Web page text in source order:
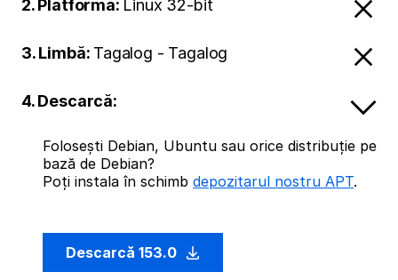
2. Platformă: Linux 32-bit
3. Limbă: Tagalog - Tagalog
4. Descarcă:
Folosești Debian, Ubuntu sau orice distribuție pe
bază de Debian?
Poți instala în schimb depozitarul nostru APT.
Descarcă 153.0